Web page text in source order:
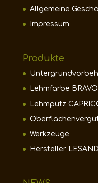
Allgemeine
Impressum
Produkte
Lehmfarbe BRAVO
Lehmputz
Werkzeuge
Hersteller